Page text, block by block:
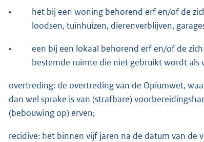
•
het bij een woning behorend erf en/of de
loodsen, tuinhuizen, dierenverblijven,
•
een bij een lokaal behorend erf en/of de
bestemde ruimte die niet gebruikt wordt
overtreding: de overtreding van de Opiumwet,
dan wel sprake is van (strafbare)
(bebouwing op) erven;
recidive: het binnen vijf jaren na de datum van de